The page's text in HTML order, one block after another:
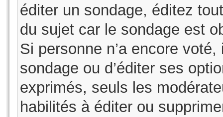
éditer un sondage, éditez
du sujet car le sondage est
Si personne n’a encore
sondage ou d’éditer ses
exprimés, seuls les
habilités à éditer ou